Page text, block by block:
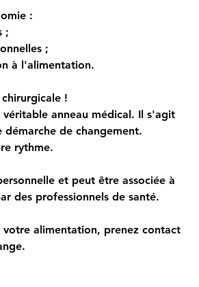
:
;
;
à l'alimentation.
!
anneau médical. Il s'agit
de changement.
rythme.
et peut être associée à
des professionnels de santé.
votre alimentation, prenez contact